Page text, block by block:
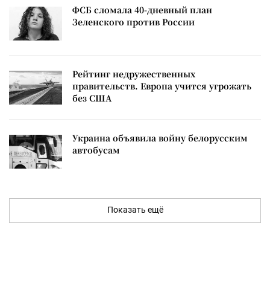
ФСБ сломала 40-дневный план
Зеленского против России
Рейтинг недружественных
правительств. Европа учится угрожать
без США
Украина объявила войну белорусским
автобусам
Показать ещё